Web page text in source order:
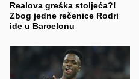
Realova greška stoljeća?!
Zbog jedne rečenice Rodri
ide u Barcelonu